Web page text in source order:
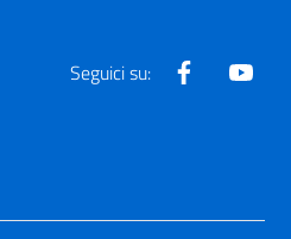
Seguici su: Facebook